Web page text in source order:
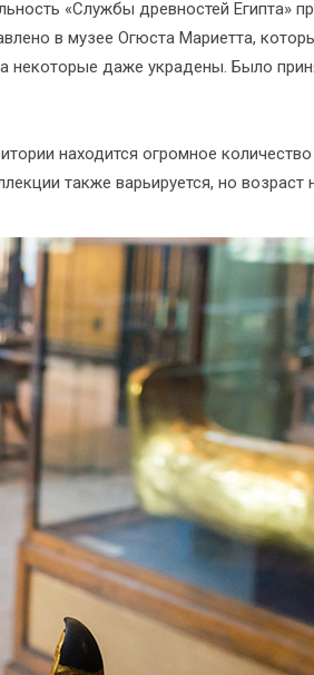
«Службы древностей Египта»
в музее Огюста Мариетта,
даже украдены. Было
находится огромное
также варьируется, но возраст